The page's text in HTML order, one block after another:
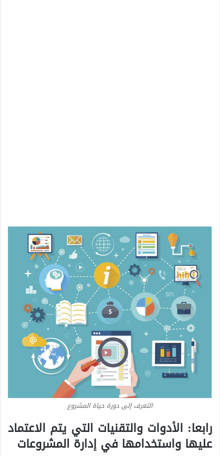
التعرف إلى دورة حياة المشروع
رابعا: الأدوات والتقنيات التي يتم الاعتماد
عليها واستخدامها في إدارة المشروعات